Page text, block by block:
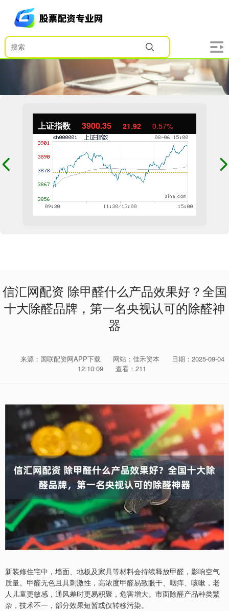
上证指数 3900.35 21.92 0.57%
信汇网配资 除甲醛什么产品效果好？全国
十大除醛品牌，第一名央视认可的除醛神
器
来源：国联配资网APP下载 网站：佳禾资本
日期：2025-09-04
12:10:09
查看：211
新装修住宅中，墙面、地板及家具等材料会持续释放甲醛，影响空气
质量。甲醛无色且具刺激性，高浓度甲醛易致眼干、咽痒、咳嗽，老
人儿童更敏感，通风差时更易积聚，危害增大。市面除醛产品种类繁
杂，技术不一，部分效果短暂或仅转移污染。